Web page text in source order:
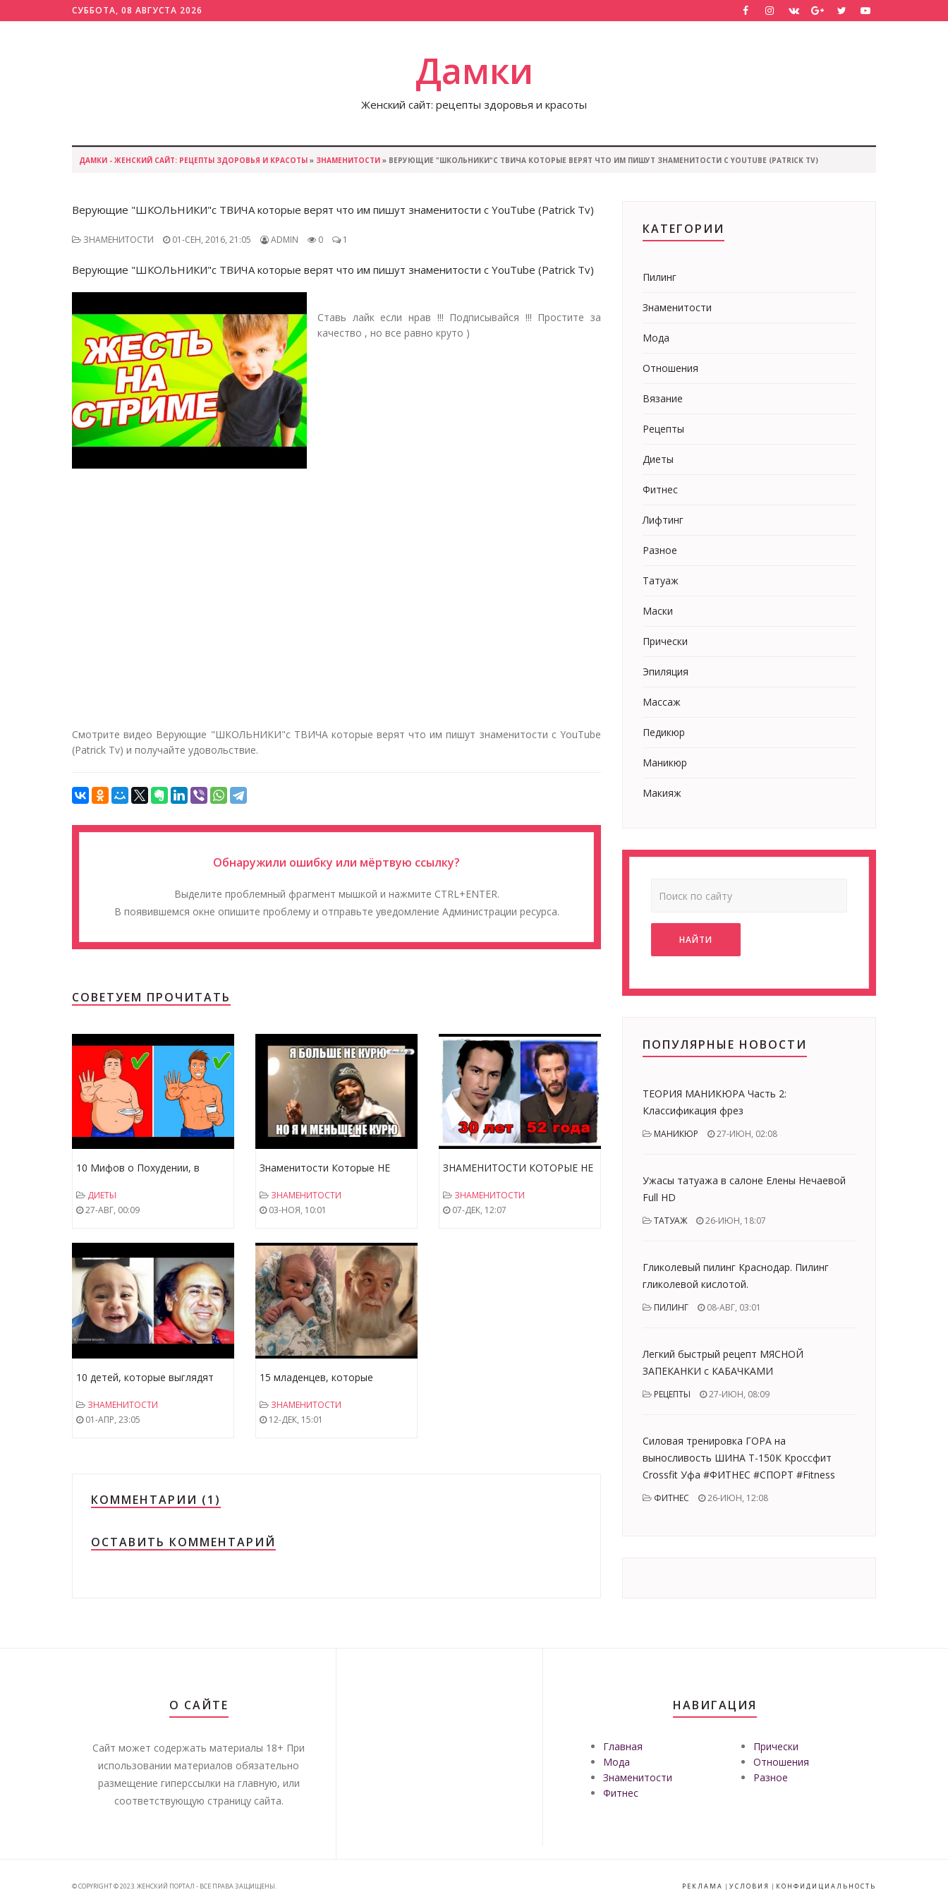
СУББОТА, 08 АВГУСТА 2026
Дамки
Женский сайт: рецепты здоровья и красоты
ДАМКИ - ЖЕНСКИЙ САЙТ: РЕЦЕПТЫ ЗДОРОВЬЯ И КРАСОТЫ » ЗНАМЕНИТОСТИ » ВЕРУЮЩИЕ "ШКОЛЬНИКИ"С ТВИЧА КОТОРЫЕ ВЕРЯТ ЧТО ИМ ПИШУТ ЗНАМЕНИТОСТИ С YOUTUBE (PATRICK TV)
Верующие "ШКОЛЬНИКИ"с ТВИЧА которые верят что им пишут знаменитости с YouTube (Patrick Tv)
ЗНАМЕНИТОСТИ 01-СЕН, 2016, 21:05 ADMIN 0 1
Верующие "ШКОЛЬНИКИ"с ТВИЧА которые верят что им пишут знаменитости с YouTube (Patrick Tv)
Ставь лайк если нрав !!! Подписывайся !!! Простите за
качество , но все равно круто )
Смотрите видео Верующие "ШКОЛЬНИКИ"с ТВИЧА которые верят что им пишут знаменитости с YouTube
(Patrick Tv) и получайте удовольствие.
Обнаружили ошибку или мёртвую ссылку?
Выделите проблемный фрагмент мышкой и нажмите CTRL+ENTER.
В появившемся окне опишите проблему и отправьте уведомление Администрации ресурса.
СОВЕТУЕМ ПРОЧИТАТЬ
10 Мифов о Похудении, в
ПорДИЕТЫ
27-АВГ, 00:09
Знаменитости Которые НЕ
Дог,Мистер Бин,Мухаммад Али
ЗНАМЕНИТОСТИ
03-НОЯ, 10:01
ЗНАМЕНИТОСТИ КОТОРЫЕ НЕ
ЗНАМЕНИТОСТИ
07-ДЕК, 12:07
10 детей, которые выглядят
ЗНАМЕНИТОСТИ
01-АПР, 23:05
15 младенцев, которые
ЗНАМЕНИТОСТИ
12-ДЕК, 15:01
КОММЕНТАРИИ (1)
ОСТАВИТЬ КОММЕНТАРИЙ
КАТЕГОРИИ
Пилинг
Знаменитости
Мода
Отношения
Вязание
Рецепты
Диеты
Фитнес
Лифтинг
Разное
Татуаж
Маски
Прически
Эпиляция
Массаж
Педикюр
Маникюр
Макияж
НАЙТИ
ПОПУЛЯРНЫЕ НОВОСТИ
ТЕОРИЯ МАНИКЮРА Часть 2:
Классификация фрез
МАНИКЮР 27-ИЮН, 02:08
Ужасы татуажа в салоне Елены Нечаевой
Full HD
ТАТУАЖ 26-ИЮН, 18:07
Гликолевый пилинг Краснодар. Пилинг
гликолевой кислотой.
ПИЛИНГ 08-АВГ, 03:01
Легкий быстрый рецепт МЯСНОЙ
ЗАПЕКАНКИ с КАБАЧКАМИ
РЕЦЕПТЫ 27-ИЮН, 08:09
Силовая тренировка ГОРА на
выносливость ШИНА Т-150К Кроссфит
Crossfit Уфа #ФИТНЕС #СПОРТ #Fitness
ФИТНЕС 26-ИЮН, 12:08
О САЙТЕ
Сайт может содержать материалы 18+ При
использовании материалов обязательно
размещение гиперссылки на главную, или
соответствующую страницу сайта.
НАВИГАЦИЯ
Главная
Мода
Знаменитости
Фитнес
Прически
Отношения
Разное
© COPYRIGHT © 2023. ЖЕНСКИЙ ПОРТАЛ - ВСЕ ПРАВА ЗАЩИЩЕНЫ. РЕКЛАМА | УСЛОВИЯ | КОНФИДИЦИАЛЬНОСТЬ